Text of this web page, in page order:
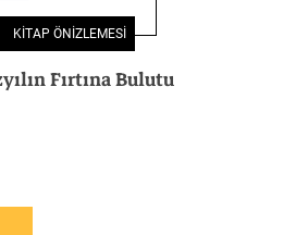
KİTAP ÖNİZLEMESİ
Fırtına Bulutu